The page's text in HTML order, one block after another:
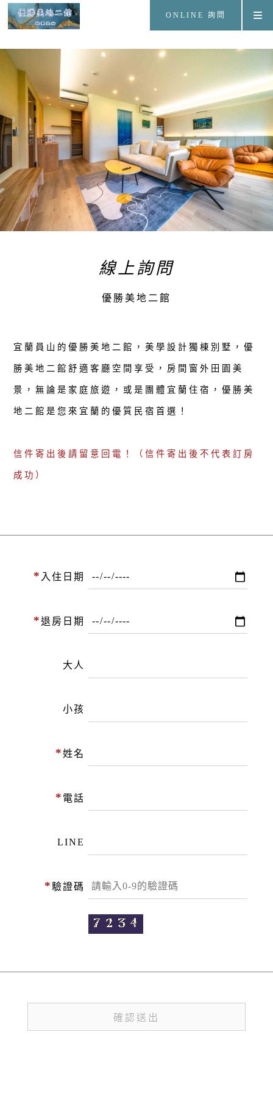
ONLINE 詢問
線上詢問
優勝美地二館
宜蘭員山的優勝美地二館，美學設計獨棟別墅，優
勝美地二館舒適客廳空間享受，房間窗外田園美
景，無論是家庭旅遊，或是團體宜蘭住宿，優勝美
地二館是您來宜蘭的優質民宿首選！
信件寄出後請留意回電！（信件寄出後不代表訂房
成功）
* 入住日期
*退房日期
大人
小孩
*姓名
* 電話
LINE
* 驗證碼